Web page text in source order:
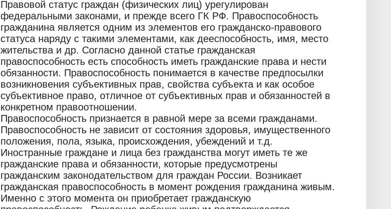
Правовой статус граждан (физических лиц) урегулирован
федеральными законами, и прежде всего ГК РФ. Правоспособность
гражданина является одним из элементов его гражданско-правового
статуса наряду с такими элементами, как дееспособность, имя, место
жительства и др. Согласно данной статье гражданская
правоспособность есть способность иметь гражданские права и нести
обязанности. Правоспособность понимается в качестве предпосылки
возникновения субъективных прав, свойства субъекта и как особое
субъективное право, отличное от субъективных прав и обязанностей в
конкретном правоотношении.
Правоспособность признается в равной мере за всеми гражданами.
Правоспособность не зависит от состояния здоровья, имущественного
положения, пола, языка, происхождения, убеждений и т.д.
Иностранные граждане и лица без гражданства могут иметь те же
гражданские права и обязанности, которые предусмотрены
гражданским законодательством для граждан России. Возникает
гражданская правоспособность в момент рождения гражданина живым.
Именно с этого момента он приобретает гражданскую